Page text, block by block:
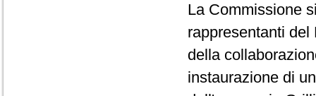
La Commissione
rappresentanti
della
instaurazione di